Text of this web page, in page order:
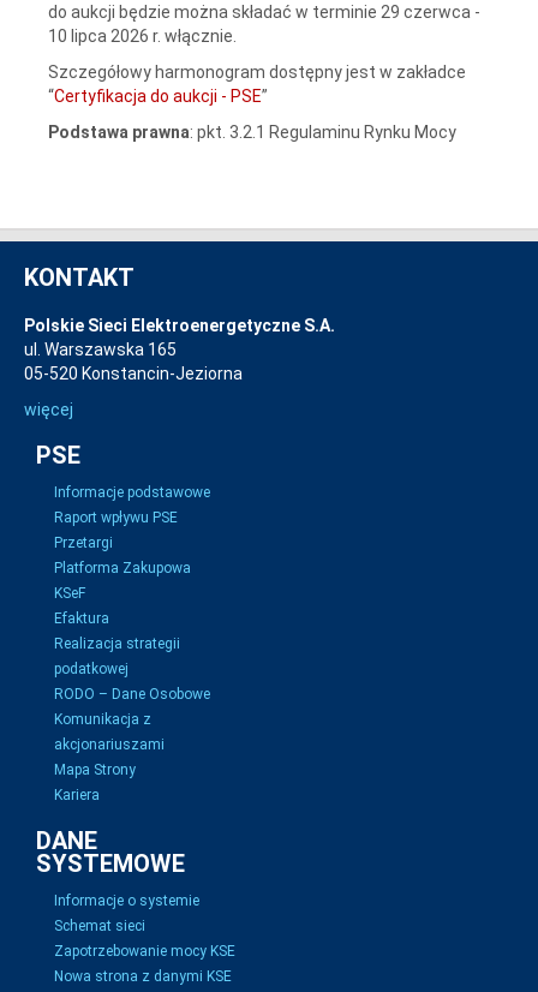
do aukcji będzie można składać w terminie 29 czerwca -
10 lipca 2026 r. włącznie.
Szczegółowy harmonogram dostępny jest w zakładce
“Certyfikacja do aukcji - PSE”
Podstawa prawna: pkt. 3.2.1 Regulaminu Rynku Mocy
KONTAKT
Polskie Sieci Elektroenergetyczne S.A.
ul. Warszawska 165
05-520 Konstancin-Jeziorna
więcej
PSE
Informacje podstawowe
Raport wpływu PSE
Przetargi
Platforma Zakupowa
KSeF
Efaktura
Realizacja strategii
podatkowej
RODO – Dane Osobowe
Komunikacja z
akcjonariuszami
Mapa Strony
Kariera
DANE
SYSTEMOWE
Informacje o systemie
Schemat sieci
Zapotrzebowanie mocy KSE
Nowa strona z danymi KSE